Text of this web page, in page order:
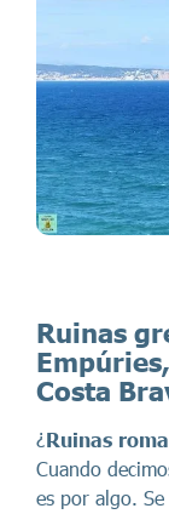
Ruinas
Costa
¿Ruinas
Cuando
es por algo.